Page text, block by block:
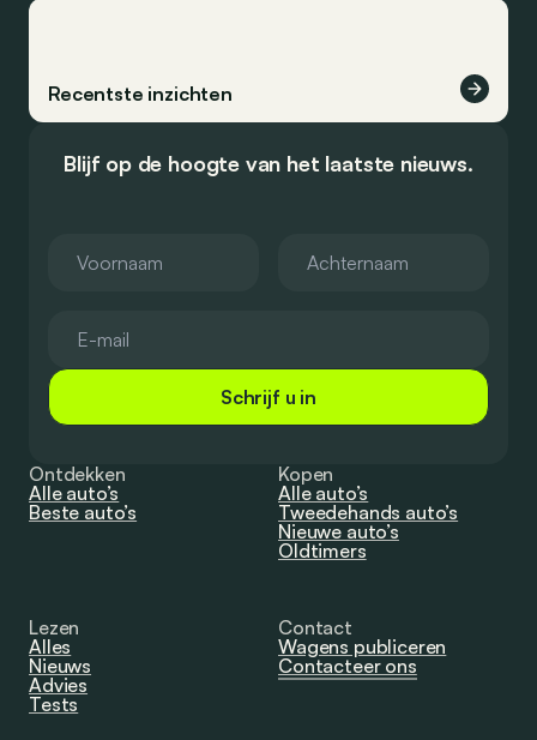
Recentste inzichten
Blijf op de hoogte van het laatste nieuws.
Schrijf u in
Ontdekken
Alle auto’s
Beste auto’s
Kopen
Alle auto’s
Tweedehands auto’s
Nieuwe auto’s
Oldtimers
Lezen
Alles
Nieuws
Advies
Tests
Contact
Wagens publiceren
Contacteer ons